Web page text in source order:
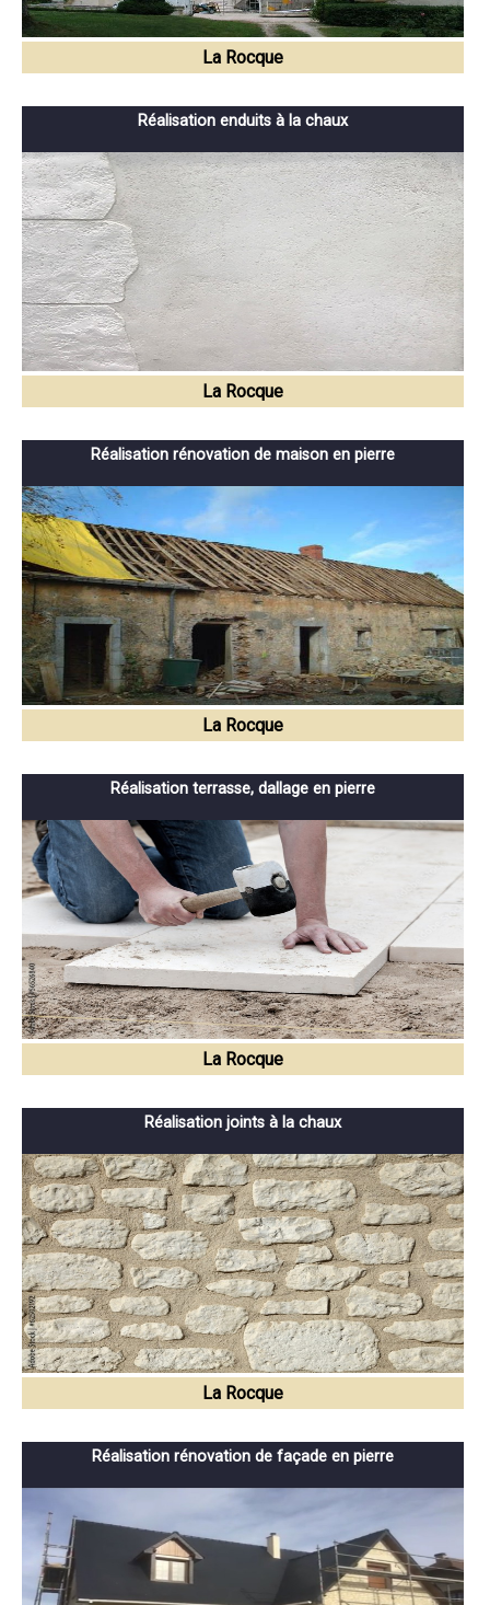
La Rocque
Réalisation enduits à la chaux
La Rocque
Réalisation rénovation de maison en pierre
La Rocque
Réalisation terrasse, dallage en pierre
La Rocque
Réalisation joints à la chaux
La Rocque
Réalisation rénovation de façade en pierre